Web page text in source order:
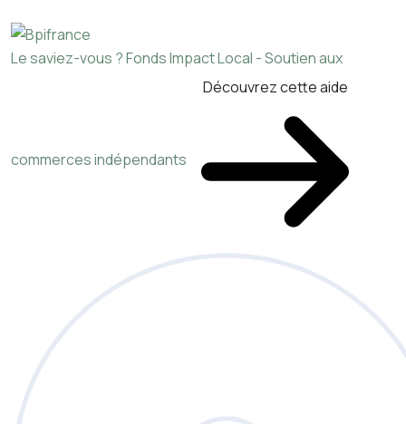
Le saviez-vous ?Fonds Impact Local - Soutien aux
commerces indépendants
Découvrez cette aide